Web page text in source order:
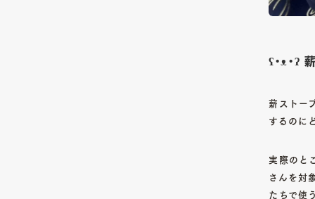
ʕ•ᴥ•ʔ
薪ストー
するのに
実際のと
さんを対
たちで使